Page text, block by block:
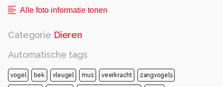
Alle foto informatie tonen
Categorie Dieren
Automatische tags
vogel bek vleugel mus veerkracht zangvogels